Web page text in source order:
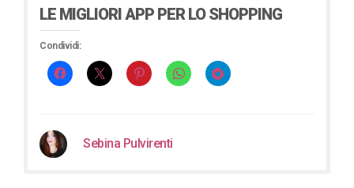
LE MIGLIORI APP PER LO SHOPPING
Condividi:
Sebina Pulvirenti